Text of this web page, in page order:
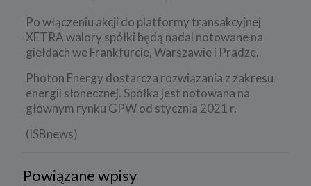
Po włączeniu akcji do platformy transakcyjnej
XETRA walory spółki będą nadal notowane na
giełdach we Frankfurcie, Warszawie i Pradze.
Photon Energy dostarcza rozwiązania z zakresu
energii słonecznej. Spółka jest notowana na
głównym rynku GPW od stycznia 2021 r.
(ISBnews)
Powiązane wpisy